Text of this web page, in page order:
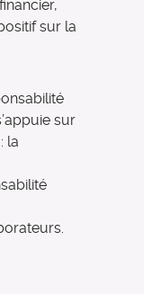
sur la
sur
la